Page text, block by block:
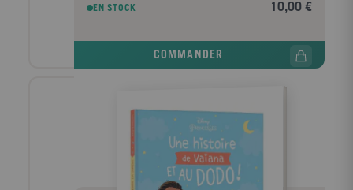
héros/de l’héroïne. Une mise en exergue des valeurs
dialogue. Contient : Hercule : L’histoire du film Le
EN STOCK 10,00 €
COMMANDER